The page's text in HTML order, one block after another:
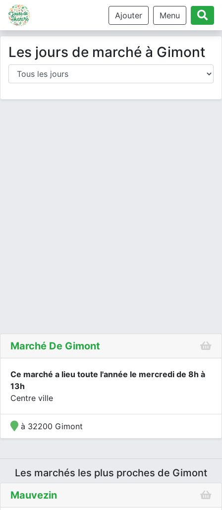
Ajouter Menu
Les jours de marché à Gimont
Marché De Gimont
Ce marché a lieu toute l'année le mercredi de 8h à
13h
Centre ville
à 32200 Gimont
Les marchés les plus proches de Gimont
Mauvezin